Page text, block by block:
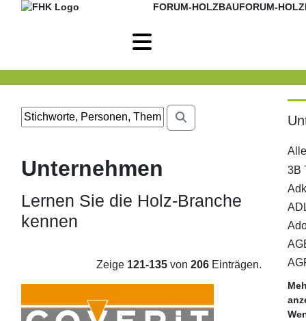
FORUM-HOLZBAUFORUM-
Unternehmen
Lernen Sie die Holz-Branche
kennen
Zeige 121-135 von206 Einträgen.
Alle